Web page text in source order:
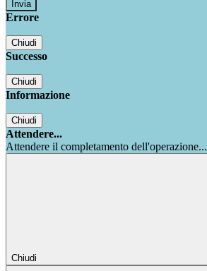
Errore
Chiudi
Successo
Chiudi
Informazione
Chiudi
Attendere...
Attendere il completamento dell'operazione...
Chiudi